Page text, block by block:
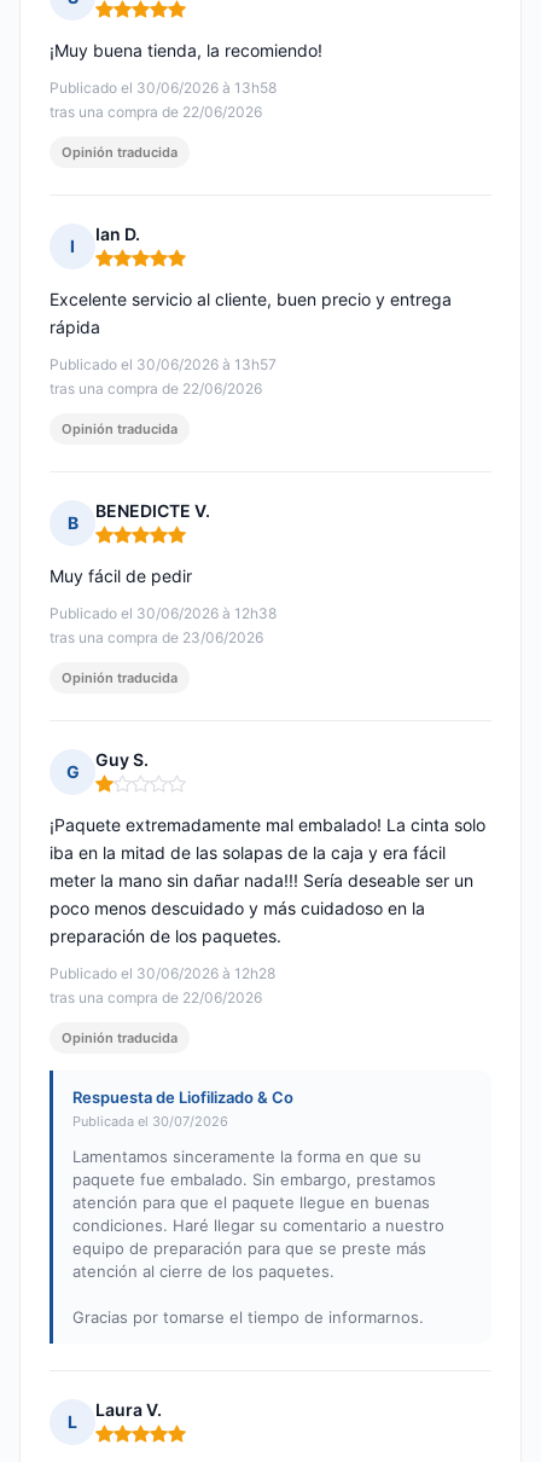
Nota: 5 de 5
Publicado el 30/06/2026 à 13h58
tras una compra de 22/06/2026
¡Muy buena tienda, la recomiendo!
Opinión traducida
I
Ian D.
Nota: 5 de 5
Publicado el 30/06/2026 à 13h57
tras una compra de 22/06/2026
Excelente servicio al cliente, buen precio y entrega
rápida
Opinión traducida
B
BENEDICTE V.
Nota: 5 de 5
Publicado el 30/06/2026 à 12h38
tras una compra de 23/06/2026
Muy fácil de pedir
Opinión traducida
G
Guy S.
Nota: 1 de 5
Publicado el 30/06/2026 à 12h28
tras una compra de 22/06/2026
¡Paquete extremadamente mal embalado! La cinta solo
iba en la mitad de las solapas de la caja y era fácil
meter la mano sin dañar nada!!! Sería deseable ser un
poco menos descuidado y más cuidadoso en la
preparación de los paquetes.
Opinión traducida
Respuesta de Liofilizado & Co
Publicada el 30/07/2026
Lamentamos sinceramente la forma en que su
paquete fue embalado. Sin embargo, prestamos
atención para que el paquete llegue en buenas
condiciones. Haré llegar su comentario a nuestro
equipo de preparación para que se preste más
atención al cierre de los paquetes.
Gracias por tomarse el tiempo de informarnos.
L
Laura V.
Nota: 5 de 5